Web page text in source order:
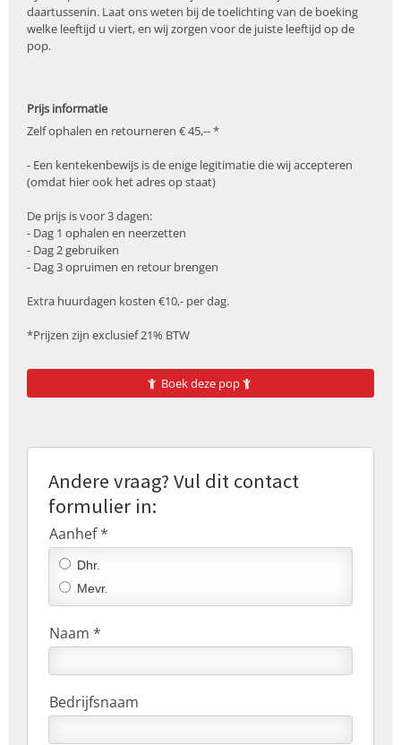
daartussenin. Laat ons weten bij de toelichting van de boeking
welke leeftijd u viert, en wij zorgen voor de juiste leeftijd op de
pop.
Prijs informatie
Zelf ophalen en retourneren € 45,-- *
- Een kentekenbewijs is de enige legitimatie die wij accepteren
(omdat hier ook het adres op staat)
De prijs is voor 3 dagen:
- Dag 1 ophalen en neerzetten
- Dag 2 gebruiken
- Dag 3 opruimen en retour brengen
Extra huurdagen kosten €10,- per dag.
*Prijzen zijn exclusief 21% BTW
Boek deze pop
Andere vraag? Vul dit contact
formulier in:
Aanhef *
Dhr.
Mevr.
Naam *
Bedrijfsnaam